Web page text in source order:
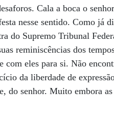
Cala a boca o
nesse sentido. Como já
do Supremo Tribunal
reminiscências dos
eles para si. Não
da liberdade de
do senhor. Muito embora